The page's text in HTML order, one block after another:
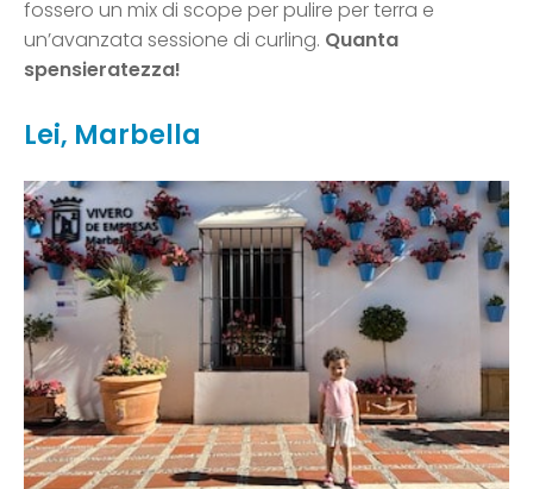
fossero un mix di scope per pulire per terra e
un’avanzata sessione di curling. Quanta
spensieratezza!
Lei, Marbella